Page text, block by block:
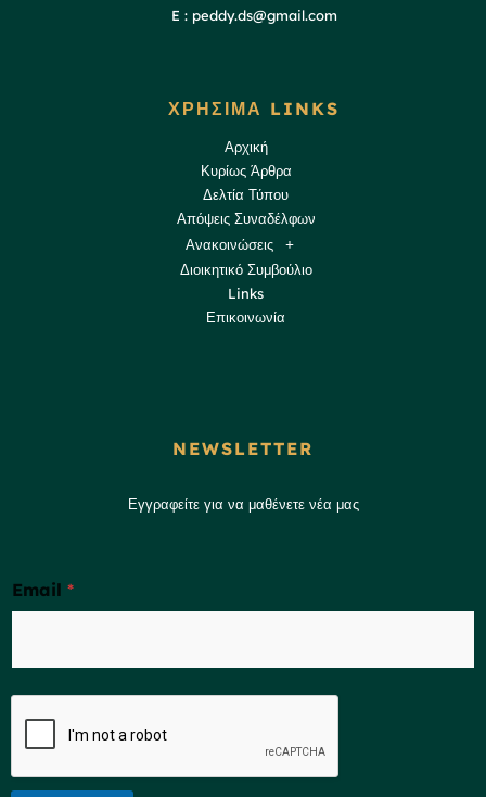
E : peddy.ds@gmail.com
ΧΡΗΣΙΜΑ LINKS
Αρχική
Κυρίως Άρθρα
Δελτία Τύπου
Απόψεις Συναδέλφων
Ανακοινώσεις
Διοικητικό Συμβούλιο
Links
Επικοινωνία
NEWSLETTER
Εγγραφείτε για να μαθένετε νέα μας
Email *